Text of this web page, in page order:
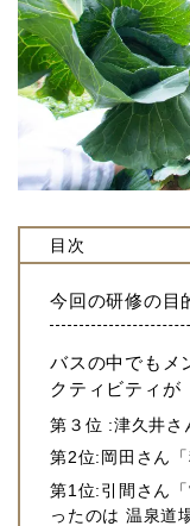
目次
今回の研修の目
バスの中でもメ
クティビティが
第３位 :津久井
第2位:岡田さん
第1位:引間さん
ったのは 温泉道